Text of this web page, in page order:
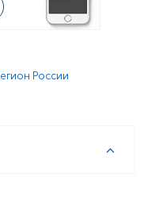
России